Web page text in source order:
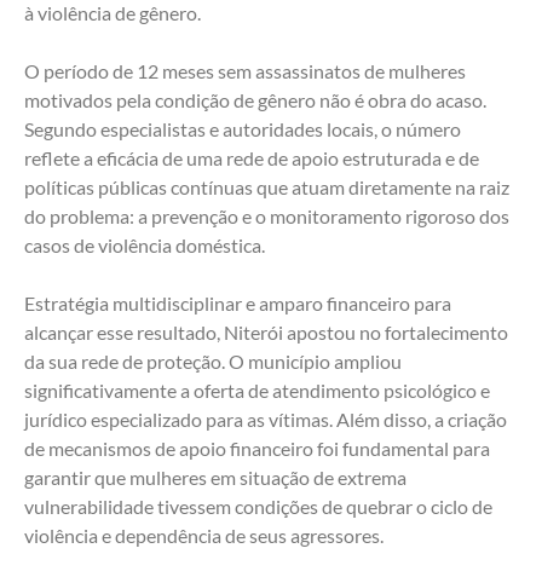
à violência de gênero.
O período de 12 meses sem assassinatos de mulheres
motivados pela condição de gênero não é obra do acaso.
Segundo especialistas e autoridades locais, o número
reflete a eficácia de uma rede de apoio estruturada e de
políticas públicas contínuas que atuam diretamente na raiz
do problema: a prevenção e o monitoramento rigoroso dos
casos de violência doméstica.
Estratégia multidisciplinar e amparo financeiro para
alcançar esse resultado, Niterói apostou no fortalecimento
da sua rede de proteção. O município ampliou
significativamente a oferta de atendimento psicológico e
jurídico especializado para as vítimas. Além disso, a criação
de mecanismos de apoio financeiro foi fundamental para
garantir que mulheres em situação de extrema
vulnerabilidade tivessem condições de quebrar o ciclo de
violência e dependência de seus agressores.